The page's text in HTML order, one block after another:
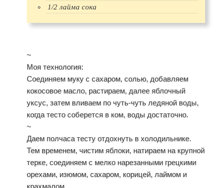
1/2 лайма сока
~
Моя технология:
Соединяем муку с сахаром, солью, добавляем
кокосовое масло, растираем, далее яблочный
уксус, затем вливаем по чуть-чуть ледяной воды,
когда тесто соберется в ком, воды достаточно.
~
Даем полчаса тесту отдохнуть в холодильнике.
Тем временем, чистим яблоки, натираем на крупной
терке, соединяем с мелко нарезанными грецкими
орехами, изюмом, сахаром, корицей, лаймом и
крахмалом.